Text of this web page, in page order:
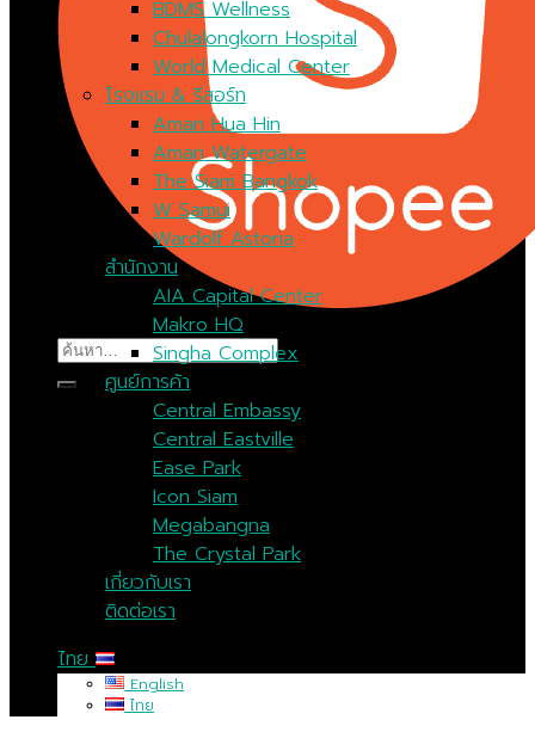
ค้นหา:
BDMS Wellness
Chulalongkorn Hospital
World Medical Center
โรงแรม & รีสอร์ท
Amari Hua Hin
Amari Watergate
The Siam Bangkok
W Samui
Wardolf Astoria
สำนักงาน
AIA Capital Center
Makro HQ
Singha Complex
ศูนย์การค้า
Central Embassy
Central Eastville
Ease Park
Icon Siam
Megabangna
The Crystal Park
เกี่ยวกับเรา
ติดต่อเรา
ไทย
English
ไทย